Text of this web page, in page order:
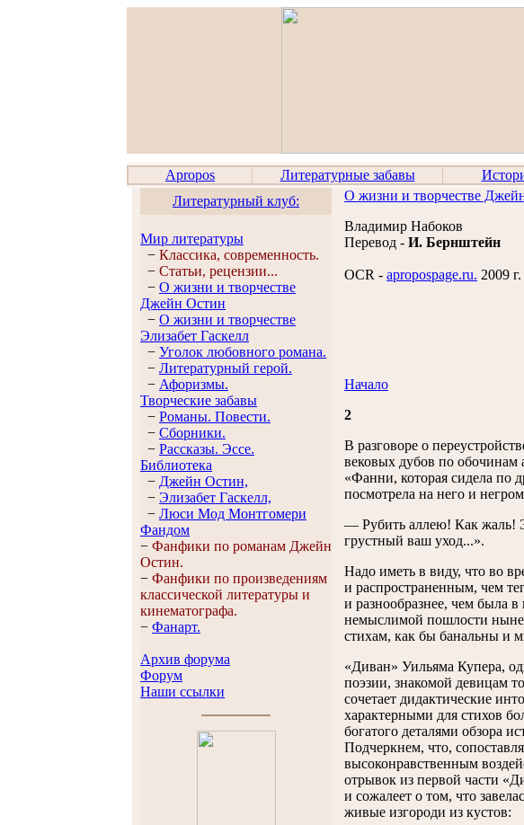
Apropos Литературные забавы
Литературный клуб:
Мир литературы
− Классика, современность.
− Статьи, рецензии...
− О жизни и творчестве
Джейн Остин
− О жизни и творчестве
Элизабет Гaскелл
− Уголок любовного романа.
− Литературный герой.
− Афоризмы.
Творческие забавы
− Романы. Повести.
− Сборники.
− Рассказы. Эссe.
Библиотека
− Джейн Остин,
− Элизабет Гaскелл,
− Люси Мод Монтгомери
Фандом
− Фанфики по романам Джейн
Остин.
− Фанфики по произведениям
классической литературы и
кинематографа.
− Фанарт.
Архив форума
Форум
Наши ссылки
О жизни и творчестве
Владимир Набоков
Перевод - И. Бернштейн
OCR - apropospage.ru. 2009 г.
Начало
2
В разговоре о
вековых дубов по обочинам
«Фанни, которая сидела по
посмотрела на него и
— Рубить аллею! Как жаль!
грустный ваш уход...».
Надо иметь в виду, что во
и распространенным, чем
и разнообразнее, чем была
немыслимой пошлости
стихам, как бы банальны и
«Диван» Уильяма Купера,
поэзии, знакомой девицам
сочетает дидактические
характерными для стихов
богатого деталями обзора
Подчеркнем, что,
высоконравственным
отрывок из первой части
и сожалеет о том, что
живые изгороди из кустов: